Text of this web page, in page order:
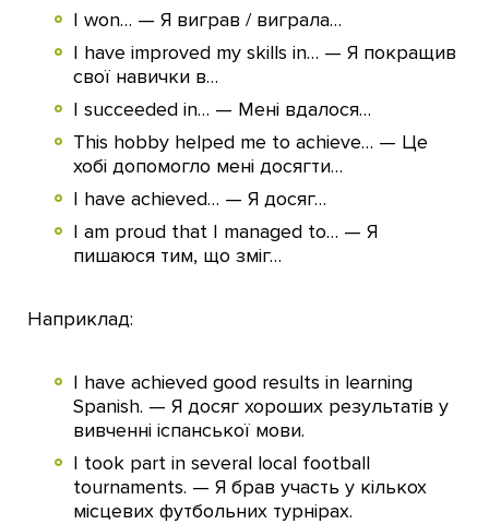
I won… — Я виграв / виграла…
I have improved my skills in… — Я покращив
свої навички в…
I succeeded in… — Мені вдалося…
This hobby helped me to achieve… — Це
хобі допомогло мені досягти…
I have achieved… — Я досяг…
I am proud that I managed to… — Я
пишаюся тим, що зміг…
Наприклад:
I have achieved good results in learning
Spanish. — Я досяг хороших результатів у
вивченні іспанської мови.
I took part in several local football
tournaments. — Я брав участь у кількох
місцевих футбольних турнірах.